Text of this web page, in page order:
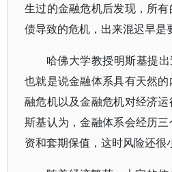
生过的金融危机后发现，所
债导致的危机，出来混迟早是
哈佛大学教授明斯基提出
也就是说金融体系具有天然
融危机以及金融危机对经济
斯基认为，金融体系会经历
资和套期保值，这时风险还很